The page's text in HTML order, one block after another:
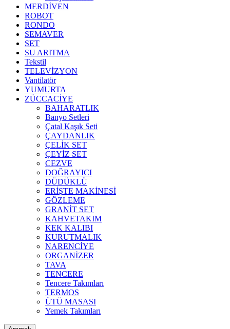
MERDİVEN
ROBOT
RONDO
SEMAVER
SET
SU ARITMA
Tekstil
TELEVİZYON
Vantilatör
YUMURTA
ZÜCCACİYE
BAHARATLIK
Banyo Setleri
Çatal Kaşık Seti
ÇAYDANLIK
ÇELİK SET
ÇEYİZ SET
CEZVE
DOĞRAYICI
DÜDÜKLÜ
ERİŞTE MAKİNESİ
GÖZLEME
GRANİT SET
KAHVETAKIM
KEK KALIBI
KURUTMALIK
NARENCİYE
ORGANİZER
TAVA
TENCERE
Tencere Takımları
TERMOS
ÜTÜ MASASI
Yemek Takımları